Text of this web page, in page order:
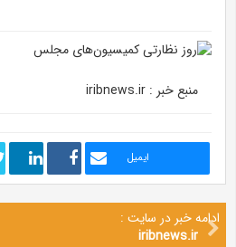
منبع خبر : iribnews.ir
ایمیل
ادامه خبر در سایت :
iribnews.ir